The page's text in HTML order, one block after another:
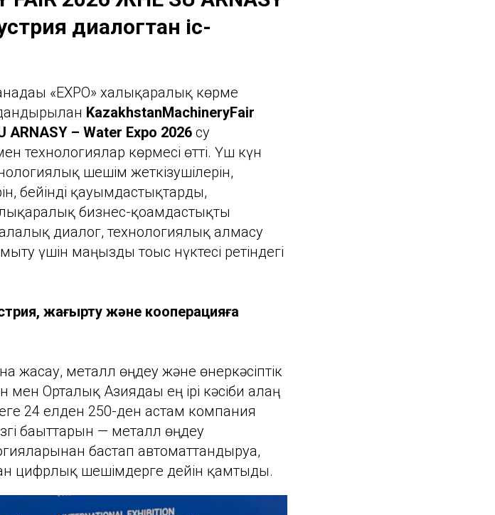
диалогтан іс-
«EXPO» халықаралық көрме
KazakhstanMachineryFair
ARNASY – Water Expo 2026 су
технологиялар көрмесі өтті. Үш күн
шешім жеткізушілерін,
бейінді қауымдастықтарды,
бизнес-қоғамдастықты
диалог, технологиялық алмасу
үшін маңызды тоғыс нүктесі ретіндегі
жаңғырту және кооперацияға
жасау, металл өңдеу және өнеркәсіптік
Орталық Азиядағы ең ірі кәсіби алаң
24 елден 250-ден астам компания
бағыттарын — металл өңдеу
бастап автоматтандыруға,
цифрлық шешімдерге дейін қамтыды.